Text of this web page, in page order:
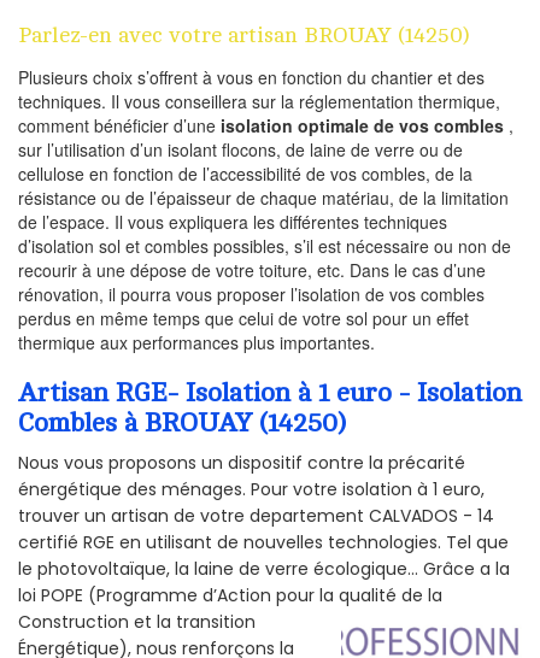
Parlez-en avec votre artisan BROUAY (14250)
Plusieurs choix s’offrent à vous en fonction du chantier et des
techniques. Il vous conseillera sur la réglementation thermique,
comment bénéficier d’une isolation optimale de vos combles ,
sur l’utilisation d’un isolant flocons, de laine de verre ou de
cellulose en fonction de l’accessibilité de vos combles, de la
résistance ou de l’épaisseur de chaque matériau, de la limitation
de l’espace. Il vous expliquera les différentes techniques
d’isolation sol et combles possibles, s’il est nécessaire ou non de
recourir à une dépose de votre toiture, etc. Dans le cas d’une
rénovation, il pourra vous proposer l’isolation de vos combles
perdus en même temps que celui de votre sol pour un effet
thermique aux performances plus importantes.
Artisan RGE- Isolation à 1 euro - Isolation
Combles à BROUAY (14250)
Nous vous proposons un dispositif contre la précarité
énergétique des ménages. Pour votre isolation à 1 euro,
trouver un artisan de votre departement CALVADOS - 14
certifié RGE en utilisant de nouvelles technologies. Tel que
le photovoltaïque, la laine de verre écologique... Grâce a la
loi POPE (Programme d’Action pour la qualité de la
Construction et la transition
Énergétique), nous renforçons la